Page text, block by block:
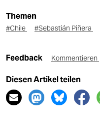
Themen
#Chile #Sebastián Piñera
Feedback Kommentieren
Diesen Artikel teilen